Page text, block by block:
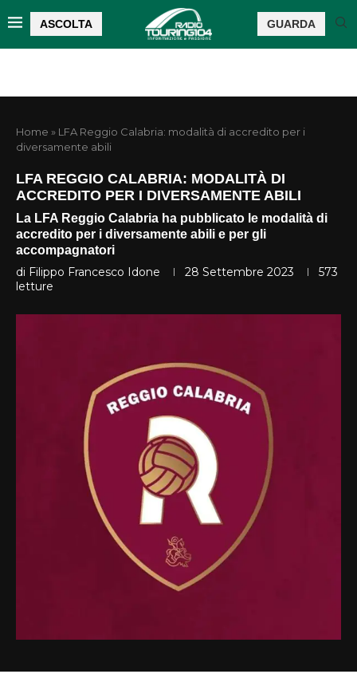
ASCOLTA GUARDA
Home » LFA Reggio Calabria: modalità di accredito per i
diversamente abili
LFA REGGIO CALABRIA: MODALITÀ DI
ACCREDITO PER I DIVERSAMENTE ABILI
La LFA Reggio Calabria ha pubblicato le modalità di
accredito per i diversamente abili e per gli
accompagnatori
di Filippo Francesco Idone 28 Settembre 2023
573
letture